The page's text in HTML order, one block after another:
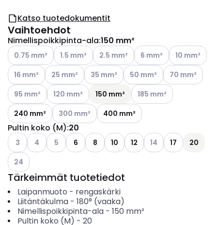
Katso tuotedokumentit
Vaihtoehdot
Nimellispoikkipinta-ala:150 mm²
Katso käytettävissä olevat vaihtoehdot
0.75 mm² Katso käytettävissä olevat vaihtoehdot
1.5 mm² Katso käytettävissä olevat
2.5 mm² Katso käytettävissä
6 mm² Katso
10 mm²
Katso käytettävissä olevat vaihtoehdot
16 mm² Katso käytettävissä olevat vaihtoehdot
25 mm² Katso käytettävissä olevat vaihtoehdot
35 mm² Katso käytettävissä olevat
50 mm² Katso
70 mm²
Katso käytettävissä olevat vaihtoehdot
95 mm² Katso käytettävissä olevat vaihtoehdot
120 mm² 150 mm² Katso käytettävissä
185 mm²
240 mm²
Katso käytettävissä olevat vaihtoehdot
300 mm² 400 mm²
Pultin koko (M):20
Katso käytettävissä olevat vaihtoehdot
3 Katso käytettävissä olevat vaihtoehdot
4 Katso käytettävissä olevat vaihtoehdot
5 6 8 10 12 Katso käytettävissä
14 17
20
Katso käytettävissä olevat vaihtoehdot
24
Tärkeimmät tuotetiedot
Laipanmuoto - rengaskärki
Liitäntäkulma- 180° (vaaka)
Nimellispoikkipinta-ala- 150 mm²
Pultin koko (M) - 20